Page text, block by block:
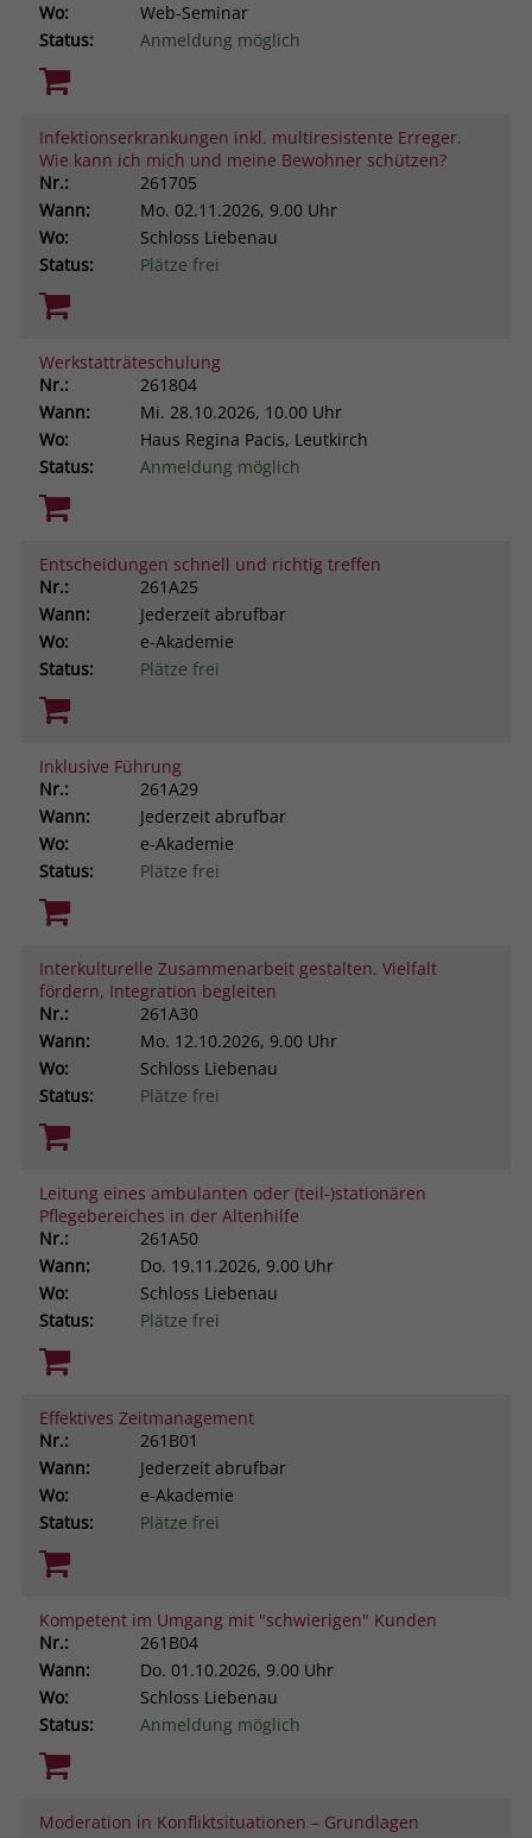
Wo:
Web-Seminar
Status:
Anmeldung möglich
Infektionserkrankungen inkl. multiresistente Erreger.
Wie kann ich mich und meine Bewohner schützen?
Nr.:
261705
Wann:
Mo. 02.11.2026, 9.00 Uhr
Wo:
Schloss Liebenau
Status:
Plätze frei
Werkstatträteschulung
Nr.:
261804
Wann:
Mi. 28.10.2026, 10.00 Uhr
Wo:
Haus Regina Pacis, Leutkirch
Status:
Anmeldung möglich
Entscheidungen schnell und richtig treffen
Nr.:
261A25
Wann:
Jederzeit abrufbar
Wo:
e-Akademie
Status:
Plätze frei
Inklusive Führung
Nr.:
261A29
Wann:
Jederzeit abrufbar
Wo:
e-Akademie
Status:
Plätze frei
Interkulturelle Zusammenarbeit gestalten. Vielfalt
fördern, Integration begleiten
Nr.:
261A30
Wann:
Mo. 12.10.2026, 9.00 Uhr
Wo:
Schloss Liebenau
Status:
Plätze frei
Leitung eines ambulanten oder (teil-)stationären
Pflegebereiches in der Altenhilfe
Nr.:
261A50
Wann:
Do. 19.11.2026, 9.00 Uhr
Wo:
Schloss Liebenau
Status:
Plätze frei
Effektives Zeitmanagement
Nr.:
261B01
Wann:
Jederzeit abrufbar
Wo:
e-Akademie
Status:
Plätze frei
Kompetent im Umgang mit "schwierigen" Kunden
Nr.:
261B04
Wann:
Do. 01.10.2026, 9.00 Uhr
Wo:
Schloss Liebenau
Status:
Anmeldung möglich
Moderation in Konfliktsituationen – Grundlagen